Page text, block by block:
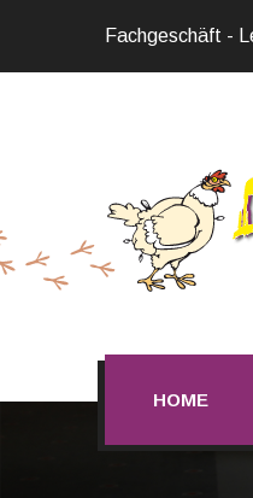
Fachgeschäft -
HOME